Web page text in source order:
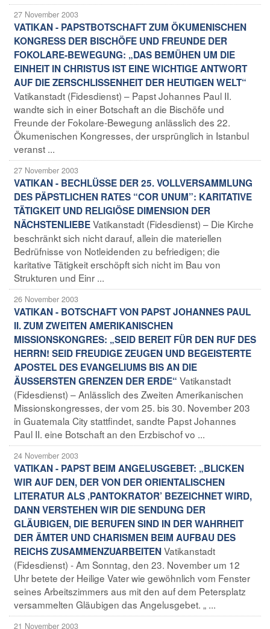
27 November 2003
VATIKAN - PAPSTBOTSCHAFT ZUM ÖKUMENISCHEN
KONGRESS DER BISCHÖFE UND FREUNDE DER
FOKOLARE-BEWEGUNG: „DAS BEMÜHEN UM DIE
EINHEIT IN CHRISTUS IST EINE WICHTIGE ANTWORT
AUF DIE ZERSCHLISSENHEIT DER HEUTIGEN WELT“
Vatikanstadt (Fidesdienst) – Papst Johannes Paul II.
wandte sich in einer Botschaft an die Bischöfe und
Freunde der Fokolare-Bewegung anlässlich des 22.
Ökumenischen Kongresses, der ursprünglich in Istanbul
veranst ...
27 November 2003
VATIKAN - BECHLÜSSE DER 25. VOLLVERSAMMLUNG
DES PÄPSTLICHEN RATES “COR UNUM”: KARITATIVE
TÄTIGKEIT UND RELIGIÖSE DIMENSION DER
NÄCHSTENLIEBEVatikanstadt (Fidesdienst) – Die Kirche
beschränkt sich nicht darauf, allein die materiellen
Bedrüfnisse von Notleidenden zu befriedigen; die
karitative Tätigkeit erschöpft sich nicht im Bau von
Strukturen und Einr ...
26 November 2003
VATIKAN - BOTSCHAFT VON PAPST JOHANNES PAUL
II. ZUM ZWEITEN AMERIKANISCHEN
MISSIONSKONGRES: „SEID BEREIT FÜR DEN RUF DES
HERRN! SEID FREUDIGE ZEUGEN UND BEGEISTERTE
APOSTEL DES EVANGELIUMS BIS AN DIE
ÄUSSERSTEN GRENZEN DER ERDE“ Vatikanstadt
(Fidesdienst) – Anlässlich des Zweiten Amerikanischen
Missionskongresses, der vom 25. bis 30. November 203
in Guatemala City stattfindet, sandte Papst Johannes
Paul II. eine Botschaft an den Erzbischof vo ...
24 November 2003
VATIKAN - PAPST BEIM ANGELUSGEBET: „BLICKEN
WIR AUF DEN, DER VON DER ORIENTALISCHEN
LITERATUR ALS ‚PANTOKRATOR’ BEZEICHNET WIRD,
DANN VERSTEHEN WIR DIE SENDUNG DER
GLÄUBIGEN, DIE BERUFEN SIND IN DER WAHRHEIT
DER ÄMTER UND CHARISMEN BEIM AUFBAU DES
REICHS ZUSAMMENZUARBEITENVatikanstadt
(Fidesdienst) - Am Sonntag, den 23. November um 12
Uhr betete der Heilige Vater wie gewöhnlich vom Fenster
seines Arbeitszimmers aus mit den auf dem Petersplatz
versammelten Gläubigen das Angelusgebet. „ ...
21 November 2003